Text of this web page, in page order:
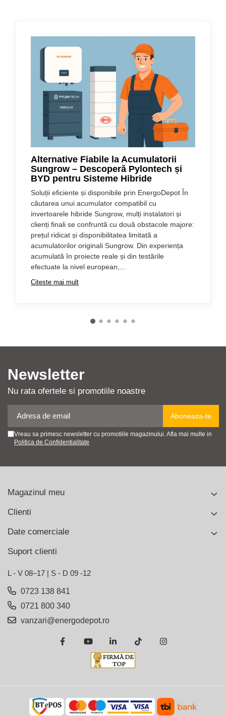
Alternative Fiabile la Acumulatorii
Sungrow – Descoperă Pylontech și
BYD pentru Sisteme Hibride
Soluții eficiente și disponibile prin EnergoDepot În
căutarea unui acumulator compatibil cu
invertoarele hibride Sungrow, mulți instalatori și
clienți finali se confruntă cu două obstacole majore:
prețul ridicat și disponibilitatea limitată a
acumulatorilor originali Sungrow. Din experiența
acumulată în proiecte reale și din testările
efectuate la nivel european,...
Citeste mai mult
Newsletter
Nu rata ofertele si promotiile noastre
Vreau sa primesc newsletter cu promotiile magazinului. Afla mai multe in
Politica de Confidentialitate
Magazinul meu
Clienti
Date comerciale
Suport clienti
L - V 08–17 | S - D 09 -12
0723 138 841
0721 800 340
vanzari@energodepot.ro